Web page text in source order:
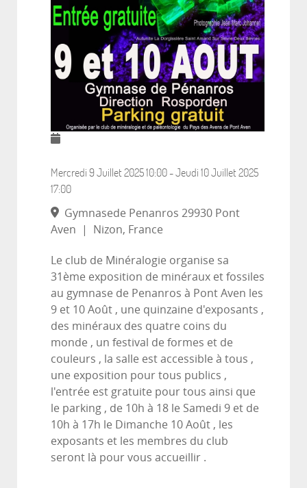
Mercredi 9 Juillet 202510:00 -Jeudi 10 Juillet 2025
17:00
Gymnasede Penanros 29930 Pont
Aven
| Nizon, France
Le club de Minéralogie organise sa
31ème exposition de minéraux et fossiles
au gymnase de Penanros à Pont Aven les
9 et 10 Août , une quinzaine d'exposants ,
des minéraux des quatre coins du
monde , un festival de formes et de
couleurs , la salle est accessible à tous ,
une exposition pour tous publics ,
l'entrée est gratuite pour tous ainsi que
le parking , de 10h à 18 le Samedi 9 et de
10h à 17h le Dimanche 10 Août , les
exposants et les membres du club
seront là pour vous accueillir .